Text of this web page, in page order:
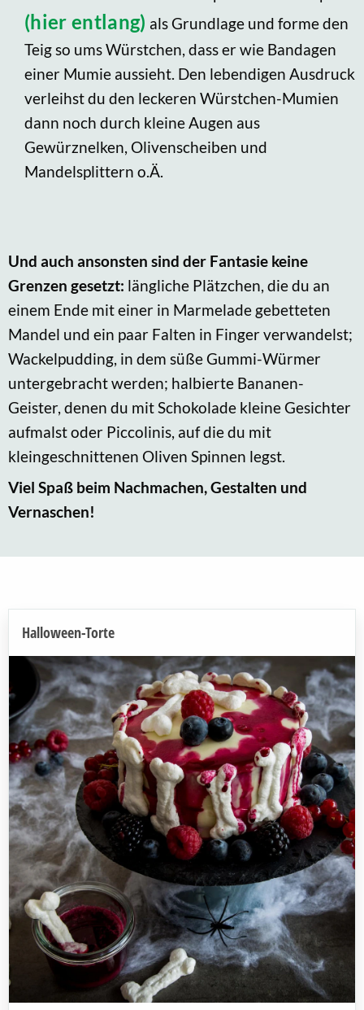
(hier entlang) als Grundlage und forme den
Teig so ums Würstchen, dass er wie Bandagen
einer Mumie aussieht. Den lebendigen Ausdruck
verleihst du den leckeren Würstchen-Mumien
dann noch durch kleine Augen aus
Gewürznelken, Olivenscheiben und
Mandelsplittern o.Ä.
Und auch ansonsten sind der Fantasie keine
Grenzen gesetzt: längliche Plätzchen, die du an
einem Ende mit einer in Marmelade gebetteten
Mandel und ein paar Falten in Finger verwandelst;
Wackelpudding, in dem süße Gummi-Würmer
untergebracht werden; halbierte Bananen-
Geister, denen du mit Schokolade kleine Gesichter
aufmalst oder Piccolinis, auf die du mit
kleingeschnittenen Oliven Spinnen legst.
Viel Spaß beim Nachmachen, Gestalten und
Vernaschen!
Halloween-Torte